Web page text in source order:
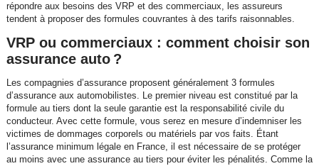
répondre aux besoins des VRP et des commerciaux, les assureurs
tendent à proposer des formules couvrantes à des tarifs raisonnables.
VRP ou commerciaux : comment choisir son
assurance auto ?
Les compagnies d’assurance proposent généralement 3 formules
d’assurance aux automobilistes. Le premier niveau est constitué par la
formule au tiers dont la seule garantie est la responsabilité civile du
conducteur. Avec cette formule, vous serez en mesure d’indemniser les
victimes de dommages corporels ou matériels par vos faits. Étant
l’assurance minimum légale en France, il est nécessaire de se protéger
au moins avec une assurance au tiers pour éviter les pénalités. Comme la